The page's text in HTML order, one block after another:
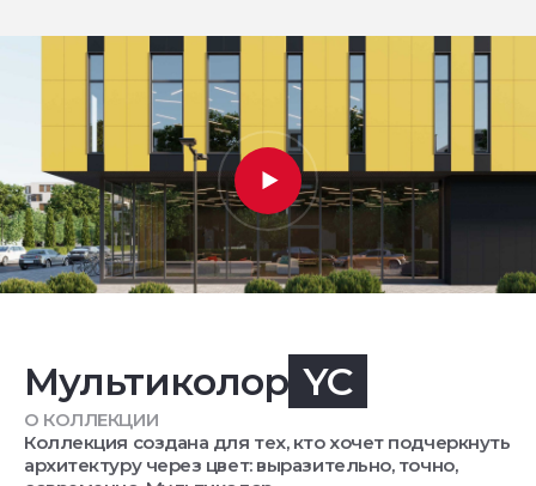
Мультиколор YC
О КОЛЛЕКЦИИ
Коллекция создана для тех, кто хочет подчеркнуть
архитектуру через цвет: выразительно, точно,